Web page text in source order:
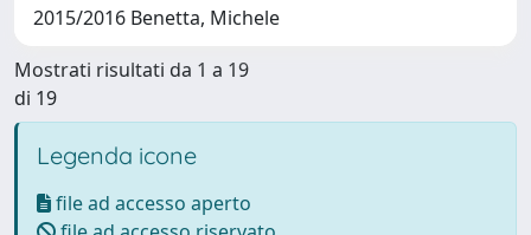
2015/2016 Benetta, Michele
Mostrati risultati da 1 a 19
di 19
Legenda icone
file ad accesso aperto